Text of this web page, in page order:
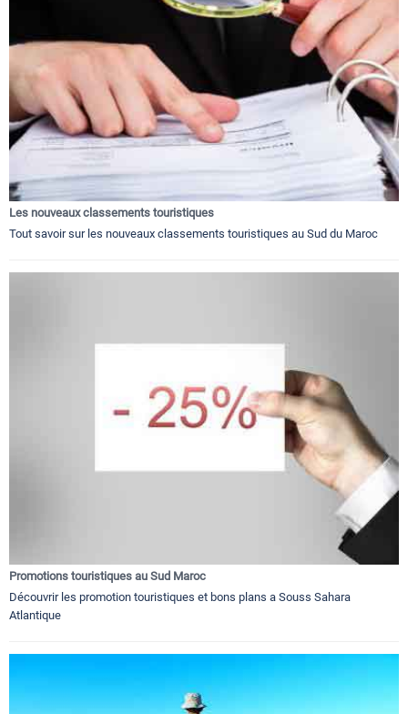
Les nouveaux classements touristiques
Tout savoir sur les nouveaux classements touristiques au Sud du Maroc
Promotions touristiques au Sud Maroc
Découvrir les promotion touristiques et bons plans a Souss Sahara
Atlantique